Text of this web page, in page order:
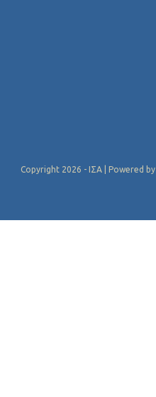
Copyright 2026 - ΙΣΑ | Powered by